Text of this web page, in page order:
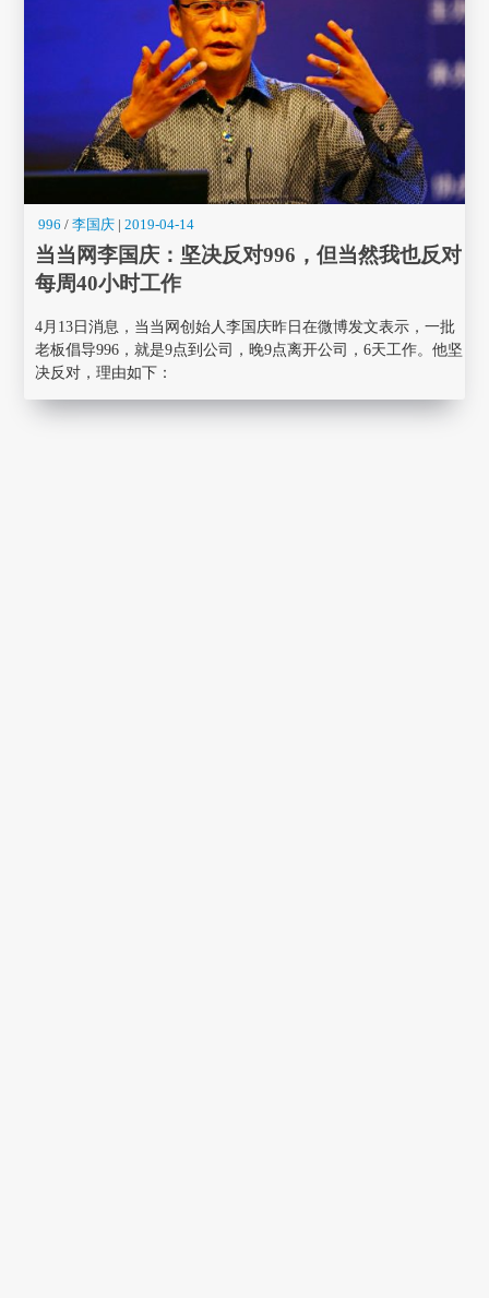
996 / 李国庆 |2019-04-14
当当网李国庆：坚决反对996，但当然我也反对
每周40小时工作
4月13日消息，当当网创始人李国庆昨日在微博发文表示，一批
老板倡导996，就是9点到公司，晚9点离开公司，6天工作。他坚
决反对，理由如下：